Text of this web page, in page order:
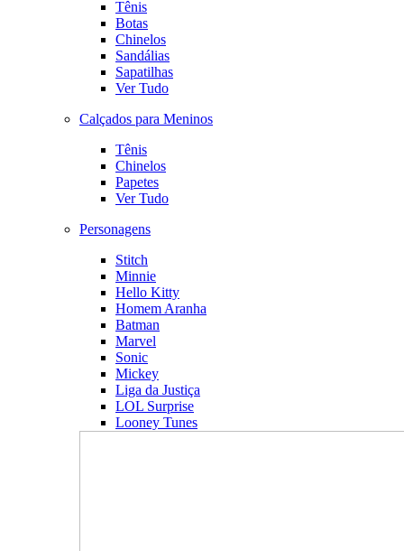
Tênis
Botas
Chinelos
Sandálias
Sapatilhas
Ver Tudo
Calçados para Meninos
Tênis
Chinelos
Papetes
Ver Tudo
Personagens
Stitch
Minnie
Hello Kitty
Homem Aranha
Batman
Marvel
Sonic
Mickey
Liga da Justiça
LOL Surprise
Looney Tunes